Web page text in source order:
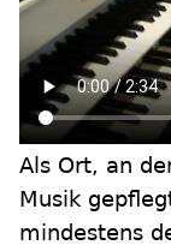
Als Ort, an
Musik
mindestens